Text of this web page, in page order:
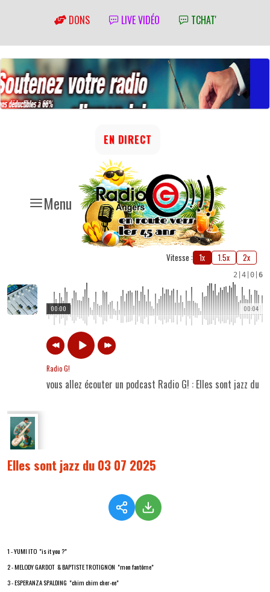
DONS LIVE VIDÉO TCHAT'
Menu
EN DIRECT
Vitesse : 1x 1.5x 2x
2 4 0 6
00:04
00:00
Radio G!
vous allez écouter un podcast Radio G! : Elles sont jazz du
Elles sont jazz du 03 07 2025
1 - YUMI ITO "is it you ?"
2 - MELODY GARDOT & BAPTISTE TROTIGNON "mon fantôme"
3 - ESPERANZA SPALDING "chim chim cher-ee"